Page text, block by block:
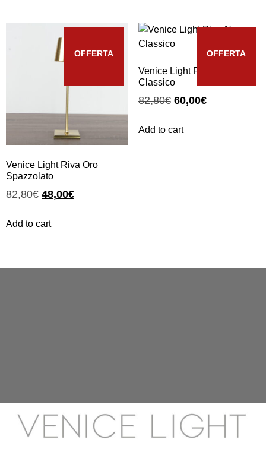
OFFERTA
Venice Light Riva Oro
Spazzolato
82,80€ 48,00€
Add to cart
OFFERTA
Venice Light Riva Nero
Classico
82,80€ 60,00€
Add to cart